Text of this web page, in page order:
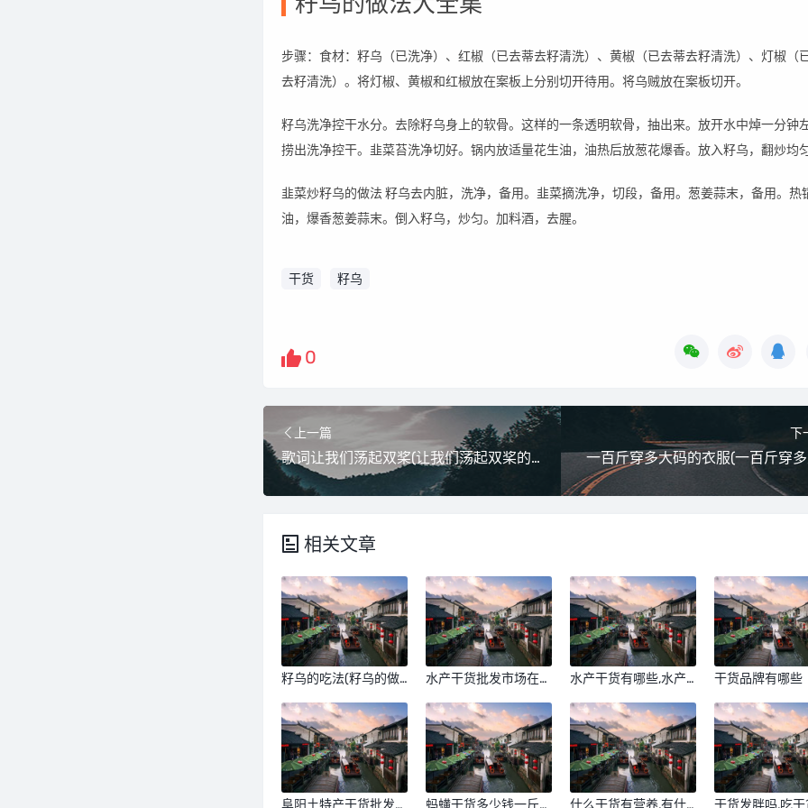
步骤：食材：籽乌（已洗净）、红椒（已去蒂去籽清洗）、黄椒（已去蒂去籽清洗）、灯椒（
去籽清洗）。将灯椒、黄椒和红椒放在案板上分别切开待用。将乌贼放在案板切开。
籽乌洗净控干水分。去除籽乌身上的软骨。这样的一条透明软骨，抽出来。放开水中焯一分钟左
捞出洗净控干。韭菜苔洗净切好。锅内放适量花生油，油热后放葱花爆香。放入籽乌，翻炒均匀
韭菜炒籽乌的做法 籽乌去内脏，洗净，备用。韭菜摘洗净，切段，备用。葱姜蒜末，备用。热
油，爆香葱姜蒜末。倒入籽乌，炒匀。加料酒，去腥。
干货 籽乌
0
上一篇
歌词让我们荡起双桨(让我们荡起双桨的歌词)
下
一百斤穿多大码的衣服(一百斤穿
相关文章
籽乌的吃法(籽乌的做
水产干货批发市场在哪
水产干货有哪些,水产
干货品牌有哪些
阜阳土特产干货批发市 蚂蟥干货多少钱一斤 什么干货有营养,有什 干货发胖吗,吃